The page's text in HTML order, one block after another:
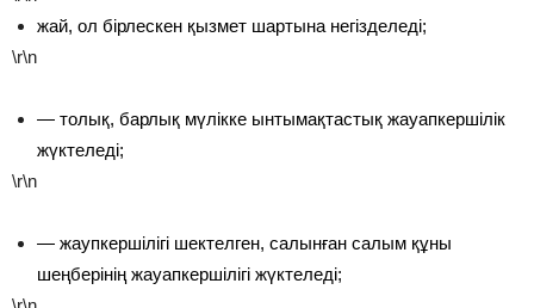
жай, ол бірлескен қызмет шартына негізделеді;
\r\n
— толық, барлық мүлікке ынтымақтастық жауапкершілік
жүктеледі;
\r\n
— жаупкершілігі шектелген, салынған салым құны
шеңберінің жауапкершілігі жүктеледі;